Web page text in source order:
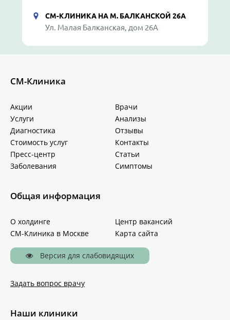
СМ-КЛИНИКА НА М. БАЛКАНСКОЙ 26А
Ул. Малая Балканская, дом 26А
СМ-Клиника
Акции
Врачи
Услуги
Анализы
Диагностика
Отзывы
Стоимость услуг
Контакты
Пресс-центр
Статьи
Заболевания
Симптомы
Общая информация
О холдинге
Центр вакансий
СМ-Клиника в Москве
Карта сайта
Версия для слабовидящих
Задать вопрос врачу
Наши клиники